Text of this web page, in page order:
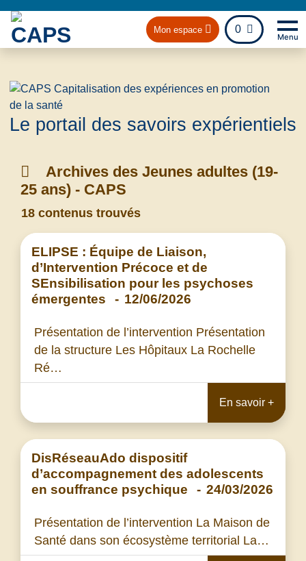
Mon espace 0
fichier
Menu
Le portail des savoirs expérientiels
Archives des Jeunes adultes (19-
25 ans) - CAPS
18 contenus trouvés
ELIPSE : Équipe de Liaison,
d’Intervention Précoce et de
SEnsibilisation pour les psychoses
émergentes
- 12/06/2026
Présentation de l’intervention Présentation
de la structure Les Hôpitaux La Rochelle
Ré…
En savoir +
DisRéseauAdo dispositif
d’accompagnement des adolescents
en souffrance psychique
- 24/03/2026
Présentation de l’intervention La Maison de
Santé dans son écosystème territorial La…